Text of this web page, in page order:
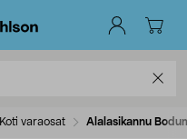
Koti varaosat Alalasikannu